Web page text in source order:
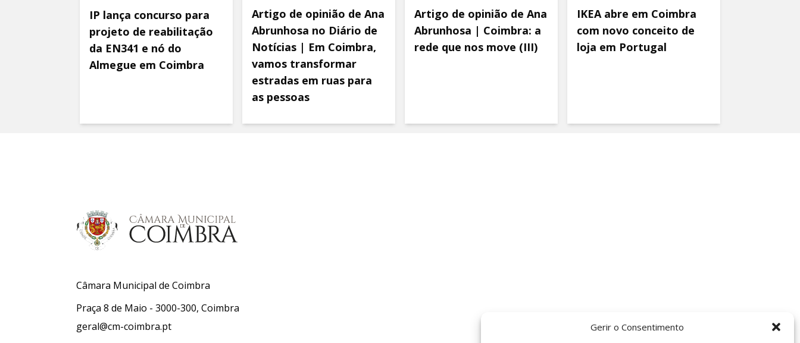
Gerir o Consentimento
IP lança concurso para
projeto de reabilitação
da EN341 e nó do
Almegue em Coimbra
Artigo de opinião de Ana
Abrunhosa no Diário de
Notícias | Em Coimbra,
vamos transformar
estradas em ruas para
as pessoas
Artigo de opinião de Ana
Abrunhosa | Coimbra: a
rede que nos move (III)
IKEA abre em Coimbra
com novo conceito de
loja em Portugal
Câmara Municipal de Coimbra
Praça 8 de Maio - 3000-300, Coimbra
geral@cm-coimbra.pt